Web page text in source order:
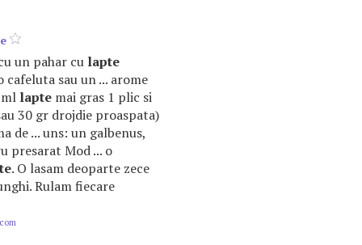
un pahar cu lapte
cafeluta sau un ... arome
lapte mai gras 1 plic si
30 gr drojdie proaspata)
de ... uns: un galbenus,
presarat Mod ... o
. O lasam deoparte zece
Rulam fiecare